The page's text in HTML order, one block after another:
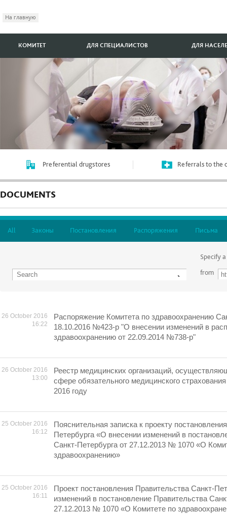
На главную
КОМИТЕТ ДЛЯ СПЕЦИАЛИСТОВ ДЛЯ
Preferential drugstores Referrals to the
DOCUMENTS
All Законы Постановления Распоряжения Письма
Specify
from
26 October 2016
16:22
Распоряжение Комитета по здравоохранению
18.10.2016 №423-р "О внесении изменений в
здравоохранению от 22.09.2014 №738-р"
26 October 2016
13:00
Реестр медицинских организаций,
сфере обязательного медицинского
2016 году
25 October 2016
16:12
Пояснительная записка к проекту
Петербурга «О внесении изменений в
Санкт-Петербурга от 27.12.2013 № 1070 «О
здравоохранению»
25 October 2016
16:11
Проект постановления Правительства Санкт-
изменений в постановление Правительства
27.12.2013 № 1070 «О Комитете по